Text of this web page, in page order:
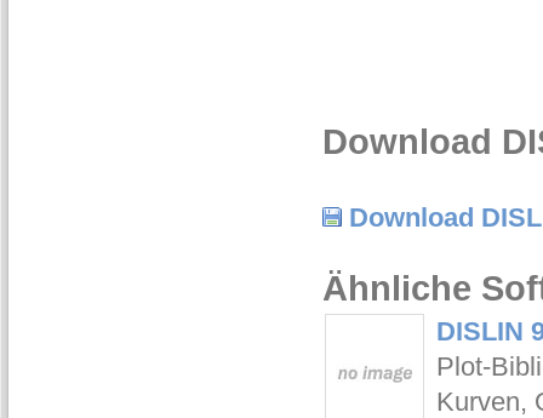
Download
Download
Ähnliche
DISLIN
Plot-
Kurven,